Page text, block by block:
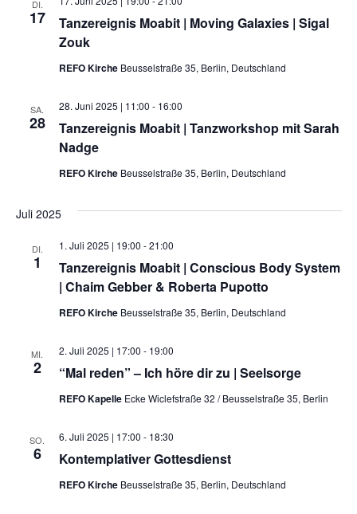
DI.
17
Tanzereignis Moabit | Moving Galaxies | Sigal
Zouk
REFO Kirche Beusselstraße 35, Berlin, Deutschland
SA.
28
Tanzereignis Moabit | Tanzworkshop mit Sarah
Nadge
28. Juni 2025 | 11:00 - 16:00
REFO Kirche Beusselstraße 35, Berlin, Deutschland
Juli 2025
DI.
1
Tanzereignis Moabit | Conscious Body System
| Chaim Gebber & Roberta Pupotto
1. Juli 2025 | 19:00 -21:00
REFO Kirche Beusselstraße 35, Berlin, Deutschland
MI.
2 “Mal reden” – Ich höre dir zu | Seelsorge
2. Juli 2025 | 17:00 - 19:00
REFO Kapelle Ecke Wiclefstraße 32 / Beusselstraße 35, Berlin
SO.
6 Kontemplativer Gottesdienst
6. Juli 2025 | 17:00 - 18:30
REFO Kirche Beusselstraße 35, Berlin, Deutschland